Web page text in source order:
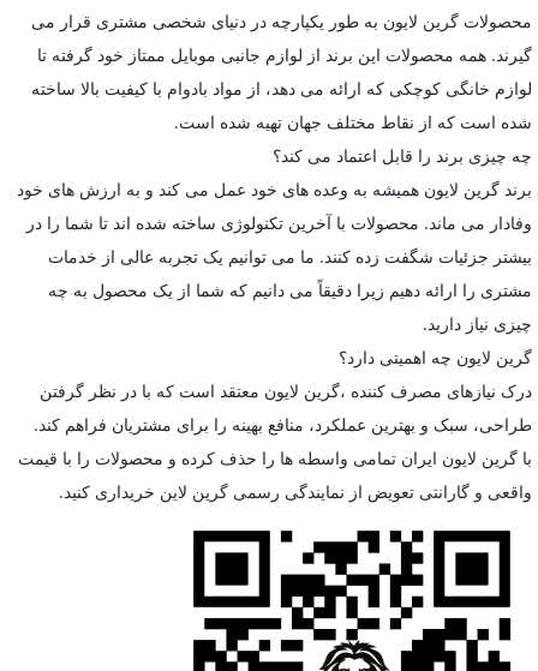
محصولات گرین لایون به طور یکپارچه در دنیای شخصی مشتری قرار می
گیرند. همه محصولات این برند از لوازم جانبی موبایل ممتاز خود گرفته تا
لوازم خانگی کوچکی که ارائه می دهد، از مواد بادوام با کیفیت بالا ساخته
شده است که از نقاط مختلف جهان تهیه شده است.
چه چیزی برند را قابل اعتماد می کند؟
برند گرین لایون همیشه به وعده های خود عمل می کند و به ارزش های خود
وفادار می ماند. محصولات با آخرین تکنولوژی ساخته شده اند تا شما را در
بیشتر جزئیات شگفت زده کنند. ما می توانیم یک تجربه عالی از خدمات
مشتری را ارائه دهیم زیرا دقیقاً می دانیم که شما از یک محصول به چه
چیزی نیاز دارید.
گرین لایون چه اهمیتی دارد؟
درک نیازهای مصرف کننده ،گرین لایون معتقد است که با در نظر گرفتن
طراحی، سبک و بهترین عملکرد، منافع بهینه را برای مشتریان فراهم کند.
با گرین لایون ایران تمامی واسطه ها را حذف کرده و محصولات را با قیمت
واقعی و گارانتی تعویض از نمایندگی رسمی گرین لاین خریداری کنید.